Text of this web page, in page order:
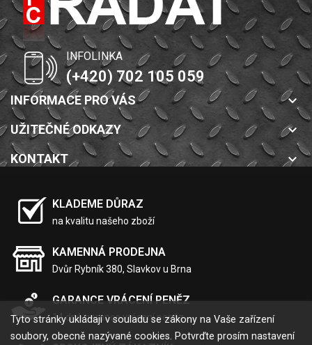
INFOLINKA
(+420) 702 105 059
INFORMACE PRO VÁS keyboard_arrow_down
UŽITEČNÉ ODKAZY keyboard_arrow_down
KONTAKT keyboard_arrow_down
Tyto stránky ukládají v souladu se zákony na Vaše zařízení
soubory, obecně nazývané cookies. Potvrďte prosím nastavení
KLADEME DŮRAZ
na kvalitu našeho zboží
KAMENNÁ PRODEJNA
Dvůr Rybník 380, Slavkov u Brna
GARANCE VRÁCENÍ PENĚZ
14 dnů garance vrácení peněz